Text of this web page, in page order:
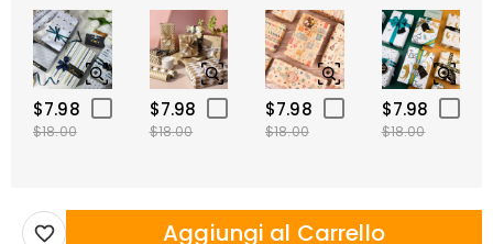
$7.98
$18.00
$7.98
$18.00
$7.98
$18.00
$7.98
$18.00
Aggiungi al Carrello